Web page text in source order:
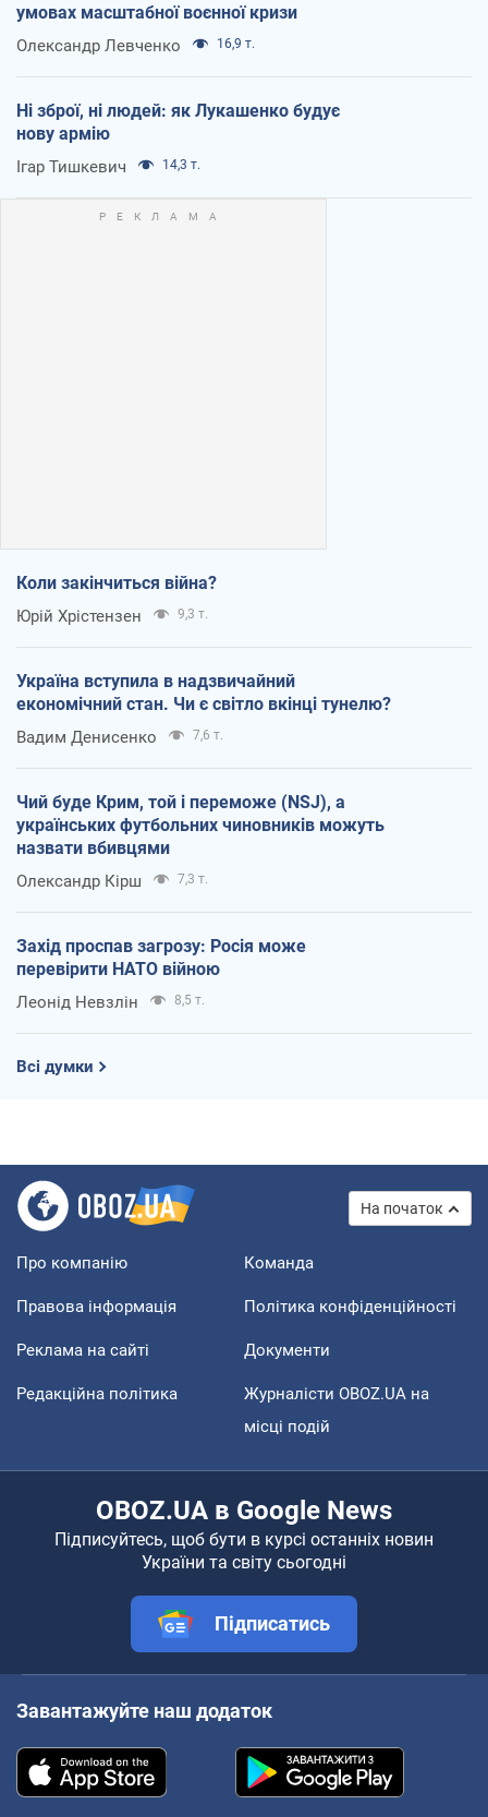
умовах масштабної воєнної кризи
Олександр Левченко 16,9 т.
Ні зброї, ні людей: як Лукашенко будує
нову армію
Ігар Тишкевич 14,3 т.
Коли закінчиться війна?
Юрій Хрістензен 9,3 т.
Україна вступила в надзвичайний
економічний стан. Чи є світло вкінці тунелю?
Вадим Денисенко 7,6 т.
Чий буде Крим, той і переможе (NSJ), а
українських футбольних чиновників можуть
назвати вбивцями
Олександр Кірш 7,3 т.
Захід проспав загрозу: Росія може
перевірити НАТО війною
Леонід Невзлін 8,5 т.
Всі думки
На початок
Про компанію Команда
Правова інформація Політика конфіденційності
Реклама на сайті Документи
Редакційна політика
Журналісти OBOZ.UA на
місці подій
OBOZ.UA в Google News
Підписуйтесь, щоб бути в курсі останніх новин
України та світу сьогодні
Підписатись
Завантажуйте наш додаток